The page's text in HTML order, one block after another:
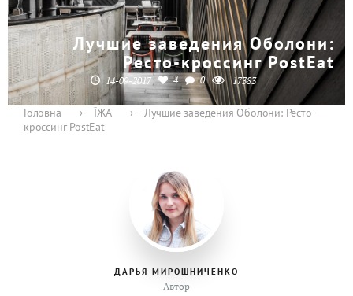
Лучшие заведения Оболони:
Ресто-кроссинг PostEat
14-09-2017 4 0 17383
Головна › ЇЖА ›
Лучшие заведения Оболони: Ресто-
кроссинг PostEat
ДАРЬЯ МИРОШНИЧЕНКО
Автор